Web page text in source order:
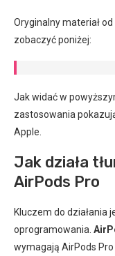
Oryginalny materiał
zobaczyć poniżej:
Jak widać w
zastosowania
Apple.
Jak działa
AirPods Pro
Kluczem do działania
oprogramowania.
wymagają AirPods